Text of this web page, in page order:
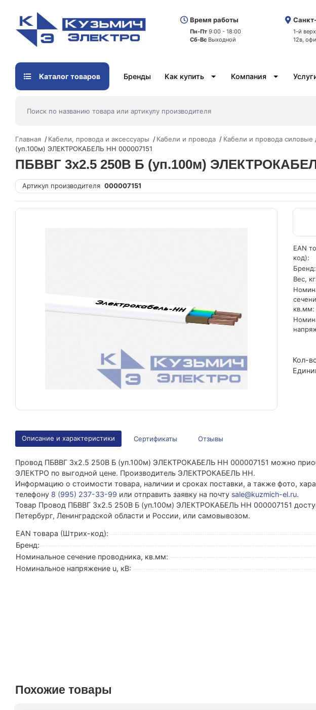
Время работы
Пн-Пт 9:00 - 18:00
Сб-Вс Выходной
1-й
12в,
Каталог товаров Бренды Как купить Компания
Главная Кабели, провода и аксессуары Кабели и провода Кабели и провода силовые
(уп.100м) ЭЛЕКТРОКАБЕЛЬ НН 000007151
ПБВВГ 3х2.5 250В Б (уп.100м)
Артикул производителя 000007151
EAN
код):
Бренд:
Вес,
кв.мм:
Кол-
Описание и характеристики Сертификаты Отзывы
Провод ПБВВГ 3х2.5 250В Б (уп.100м) ЭЛЕКТРОКАБЕЛЬ НН 000007151 можно
ЭЛЕКТРО по выгодной цене. Производитель ЭЛЕКТРОКАБЕЛЬ НН.
Информацию о стоимости товара, наличии и сроках поставки, а также фото,
телефону 8 (995) 237-33-99 или отправить заявку на почту sale@kuzmich-el.ru.
Товар Провод ПБВВГ 3х2.5 250В Б (уп.100м) ЭЛЕКТРОКАБЕЛЬ НН 000007151
Петербург, Ленинградской области и России, или самовывозом.
EAN товара (Штрих-код):
Бренд:
Номинальное сечение проводника, кв.мм:
Номинальное напряжение u, кВ:
Похожие товары